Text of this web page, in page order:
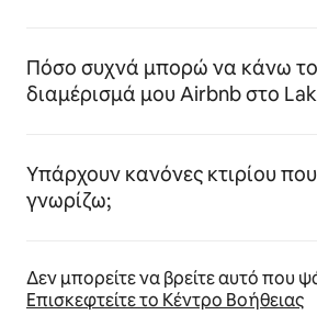
Πόσο συχνά μπορώ να κάνω το
διαμέρισμά μου Airbnb στο
Υπάρχουν κανόνες κτιρίου
γνωρίζω;
Δεν μπορείτε να βρείτε αυτό που
Επισκεφτείτε το Κέντρο Βοήθειας